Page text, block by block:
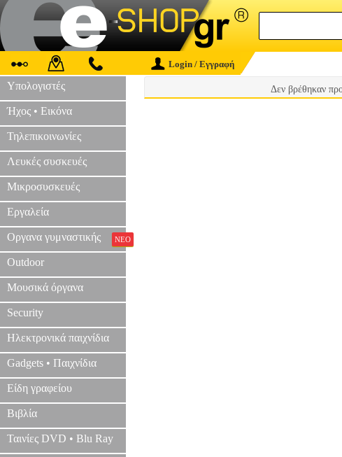
Login / Εγγραφή
Υπολογιστές
Ήχος • Εικόνα
Τηλεπικοινωνίες
Λευκές συσκευές
Μικροσυσκευές
Εργαλεία
Οργανα γυμναστικής ΝΕΟ
Outdoor
Μουσικά όργανα
Security
Ηλεκτρονικά παιχνίδια
Gadgets • Παιχνίδια
Είδη γραφείου
Βιβλία
Ταινίες DVD • Blu Ray
Δεν βρέθηκαν